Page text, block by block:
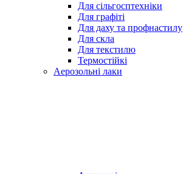
Для cільгосптехніки
Для графіті
Для даху та профнастилу
Для скла
Для текстилю
Термостійкі
Аерозольні лаки